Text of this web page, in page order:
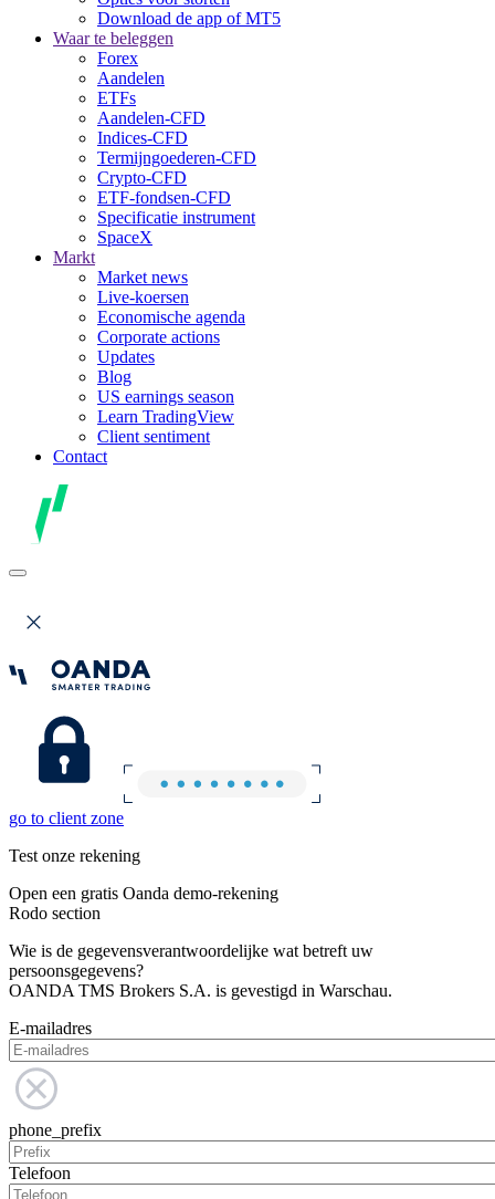
Download de app of MT5
Waar te beleggen
Forex
Aandelen
ETFs
Aandelen-CFD
Indices-CFD
Termijngoederen-CFD
Crypto-CFD
ETF-fondsen-CFD
Specificatie instrument
SpaceX
Markt
Market news
Live-koersen
Economische agenda
Corporate actions
Updates
Blog
US earnings season
Learn TradingView
Client sentiment
Contact
go to client zone
Test onze rekening
Open een gratis Oanda demo-rekening
Rodo section
Wie is de gegevensverantwoordelijke wat betreft uw
persoonsgegevens?
OANDA TMS Brokers S.A. is gevestigd in Warschau.
E-mailadres
phone_prefix
Telefoon